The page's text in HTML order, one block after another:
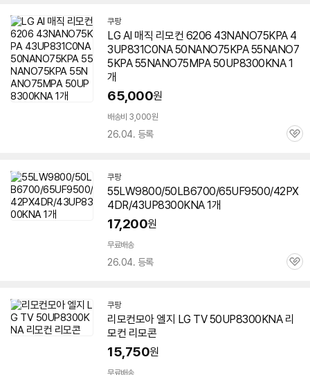
쿠팡
LG AI 매직 리모컨 6206 43NANO75KPA 4
3UP831C0NA 50NANO75KPA 55NANO7
5KPA 55NANO75MPA50UP8300KNA1
개
65,000원
배송비 3,000원
26.04. 등록
관
쿠팡
55LW9800/50LB6700/65UF9500/42PX
4DR/43UP8300KNA 1개
17,200원
무료배송
26.04. 등록
관
쿠팡
리모컨모아 엘지 LG TV50UP8300KNA리
모컨 리모콘
15,750원
무료배송